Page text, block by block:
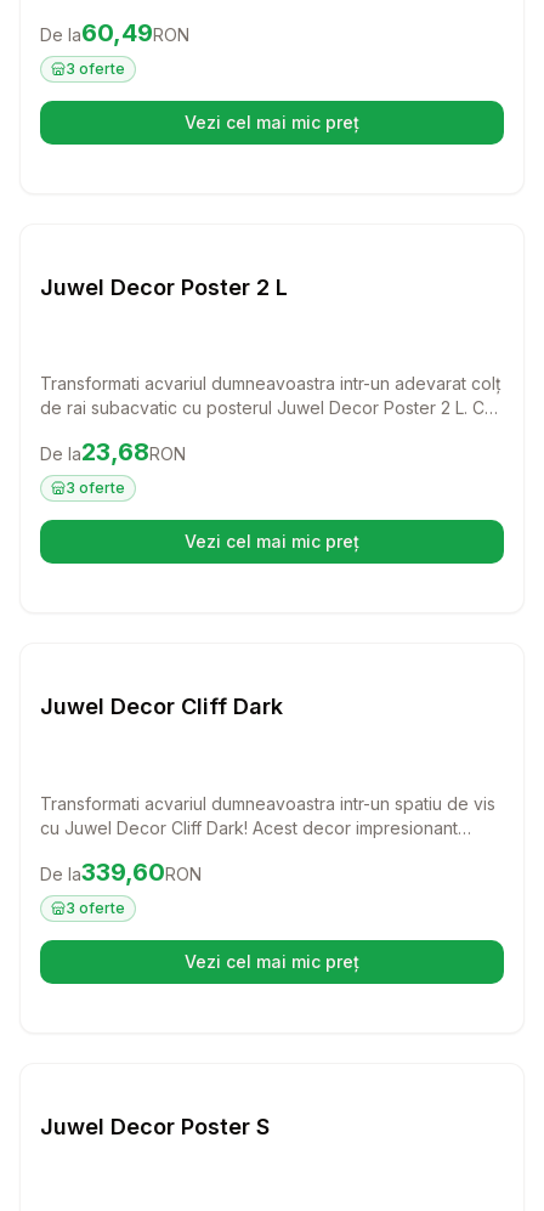
sa creezi un mediu acvatic perfect, fara griji.
Preț:60.49 RON
De la60,49RON
3 oferte
Vezi cel mai mic preț(se deschide într-o filă nouă)
Juwel Decor Poster 2 L
Transformati acvariul dumneavoastra intr-un adevarat colț
de rai subacvatic cu posterul Juwel Decor Poster 2 L. Cu
decor economic si usor de aplicat, perfect pentru orice
iubitor de pesti.
Preț:23.68 RON
De la23,68RON
3 oferte
Vezi cel mai mic preț(se deschide într-o filă nouă)
Juwel Decor Cliff Dark
Transformati acvariul dumneavoastra intr-un spatiu de vis
cu Juwel Decor Cliff Dark! Acest decor impresionant
pestilor si altor locuitori ai apei un mediu stimulativ si
atragator.
Preț:339.60 RON
De la339,60RON
3 oferte
Vezi cel mai mic preț(se deschide într-o filă nouă)
Juwel Decor Poster S